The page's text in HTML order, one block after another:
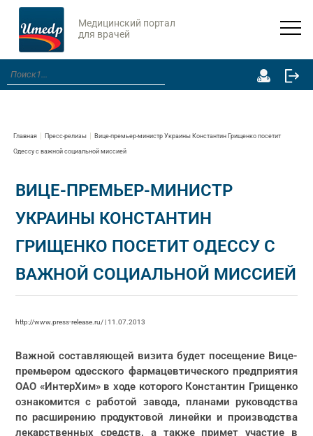
Медицинский портал
для врачей
Главная Пресс-релизы Вице-премьер-министр Украины Константин Грищенко посетит
Одессу с важной социальной миссией
ВИЦЕ-ПРЕМЬЕР-МИНИСТР
УКРАИНЫ КОНСТАНТИН
ГРИЩЕНКО ПОСЕТИТ ОДЕССУ С
ВАЖНОЙ СОЦИАЛЬНОЙ МИССИЕЙ
http://www.press-release.ru/ | 11.07.2013
Важной составляющей визита будет посещение Вице-
премьером одесского фармацевтического предприятия
ОАО «ИнтерХим» в ходе которого Константин Грищенко
ознакомится с работой завода, планами руководства
по расширению продуктовой линейки и производства
лекарственных средств, а также примет участие в